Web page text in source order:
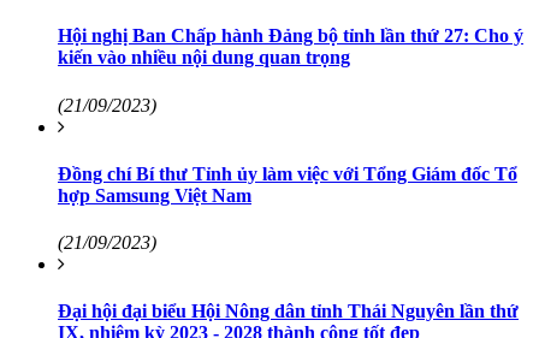
Hội nghị Ban Chấp hành Đảng bộ tỉnh lần thứ 27: Cho ý
kiến vào nhiều nội dung quan trọng
(21/09/2023)
Đồng chí Bí thư Tỉnh ủy làm việc với Tổng Giám đốc Tổ
hợp Samsung Việt Nam
(21/09/2023)
Đại hội đại biểu Hội Nông dân tỉnh Thái Nguyên lần thứ
IX, nhiệm kỳ 2023 - 2028 thành công tốt đẹp